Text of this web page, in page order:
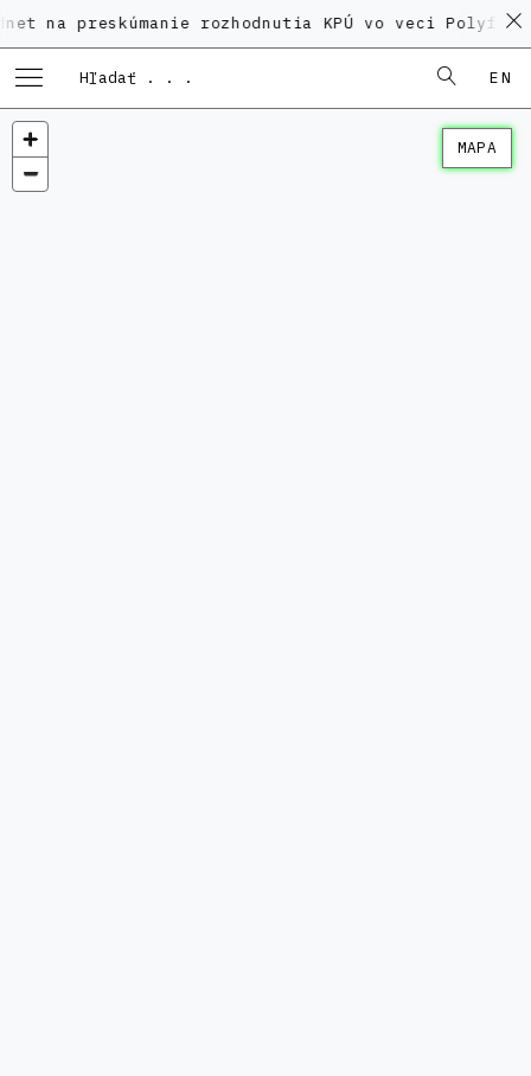
rozhodnutia KPÚ vo veci Polyfunkčného
EN
MAPA